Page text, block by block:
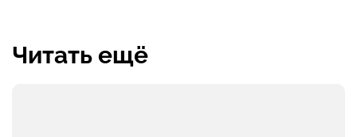
Читать ещё